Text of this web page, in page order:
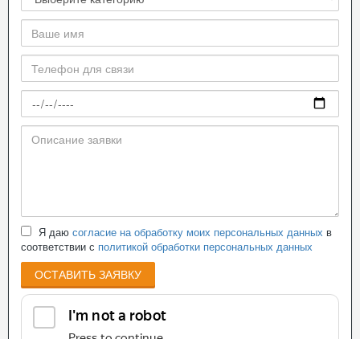
Я даю согласие на обработку моих персональных данных в
соответствии с политикой обработки персональных данных
ОСТАВИТЬ ЗАЯВКУ